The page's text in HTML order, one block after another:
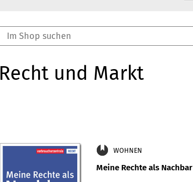
Recht und Markt
WOHNEN
Meine Rechte als Nachbar